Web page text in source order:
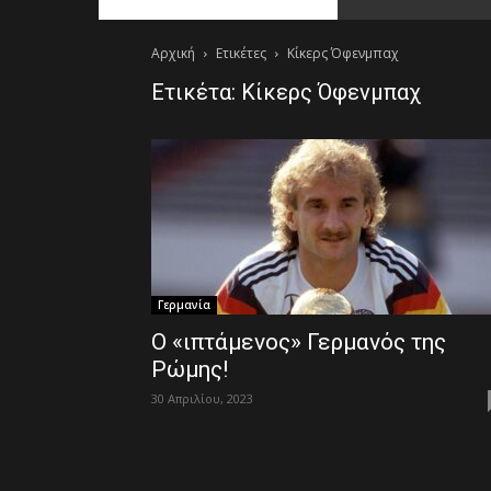
Αρχική Ετικέτες Κίκερς Όφενμπαχ
Ετικέτα: Κίκερς Όφενμπαχ
Γερμανία
Ο «ιπτάμενος» Γερμανός της
Ρώμης!
30 Απριλίου, 2023